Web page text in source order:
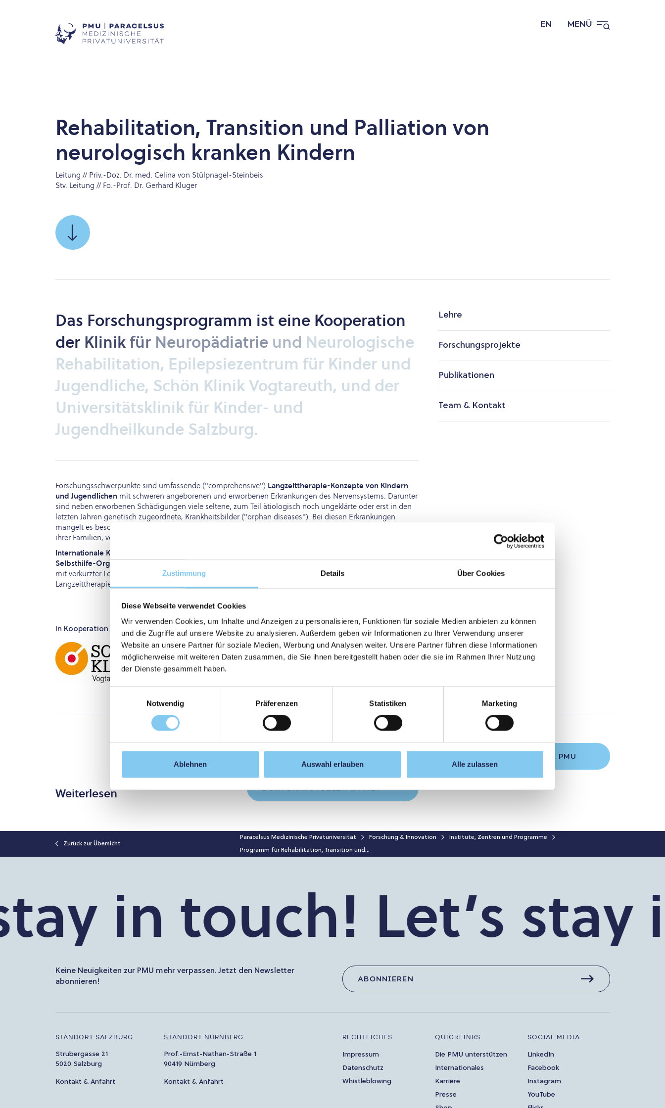
Zustimmung Details Über Cookies
Diese Webseite verwendet Cookies
Wir verwenden Cookies, um Inhalte und Anzeigen zu personalisieren, Funktionen für soziale Medien anbieten zu können
und die Zugriffe auf unsere Website zu analysieren. Außerdem geben wir Informationen zu Ihrer Verwendung unserer
Website an unsere Partner für soziale Medien, Werbung und Analysen weiter. Unsere Partner führen diese Informationen
möglicherweise mit weiteren Daten zusammen, die Sie ihnen bereitgestellt haben oder die sie im Rahmen Ihrer Nutzung
der Dienste gesammelt haben.
Notwendig
Präferenzen Statistiken Marketing
Ablehnen Auswahl erlauben Alle zulassen
EN MENÜ
Rehabilitation, Transition und Palliation von
neurologisch kranken Kindern
Leitung // Priv.-Doz. Dr. med. Celina von Stülpnagel-Steinbeis
Stv. Leitung // Fo.-Prof. Dr. Gerhard Kluger
SCROLLEN
SIE
Das Forschungsprogramm ist eine Kooperation
der Klinik für Neuropädiatrie und Neurologische
Rehabilitation, Epilepsiezentrum für Kinder und
Jugendliche, Schön KlinikVogtareuth, und der
Universitätsklinik für Kinder- und
Jugendheilkunde Salzburg.
Forschungsschwerpunkte sind umfassende ("comprehensive") Langzeittherapie-Konzepte von Kindern
und Jugendlichenmit schweren angeborenen und erworbenen Erkrankungen des Nervensystems. Darunter
sind neben erworbenen Schädigungen viele seltene, zum Teil ätiologisch noch ungeklärte oder erst in den
letzten Jahren genetisch zugeordnete, Krankheitsbilder ("orphan diseases"). Bei diesen Erkrankungen
mangelt es besonders an Untersuchungen zur Langzeitprognose und Lebensqualität der Patienten und
ihrer Familien, vor allem auch an Behandlungskonzepten bis zur Transition ins Erwachsenenalter.
Internationale Kooperationen
Selbsthilfe-Organisationensind notwendig, um die Ursache, Pathophysiologie und Klinik der seltenen, oft
mit verkürzter Lebenserwartung einhergehenden Erkrankungen zu erforschen und bessere umfassende
Langzeittherapie-Konzepte zu entwickeln.
In Kooperation mit:
Lehre
Forschungsprojekte
Publikationen
Team & Kontakt
Weiterlesen
STUDIENGÄNGE AN DER PMU
DOKTORATSTUDIEN & PH.D.
Zurück zur Übersicht
Paracelsus Medizinische Privatuniversität Forschung & Innovation
Institute, Zentren und Programme
Programm für Rehabilitation, Transition und...
in touch!Let’s stay
Keine Neuigkeiten zur PMU mehr verpassen. Jetzt den Newsletter
abonnieren!
ABONNIEREN
STANDORT SALZBURG
Strubergasse 21
5020 Salzburg
Kontakt & Anfahrt
STANDORT NÜRNBERG
Prof.-Ernst-Nathan-Straße 1
90419 Nürnberg
Kontakt & Anfahrt
RECHTLICHES
Impressum
Datenschutz
Whistleblowing
QUICKLINKS
Die PMU unterstützen
Internationales
Karriere
Presse
SOCIAL MEDIA
LinkedIn
Facebook
Instagram
YouTube